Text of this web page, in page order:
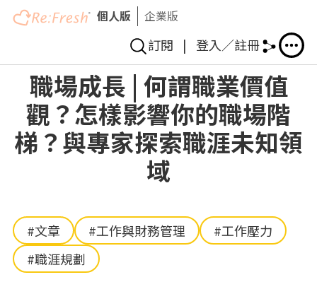
移
個人版 企業版
訂閱 | 登入／註冊
職場成長 | 何謂職業價值
觀？怎樣影響你的職場階
梯？與專家探索職涯未知領
域
#文章 #工作與財務管理
#工作壓力
#職涯規劃